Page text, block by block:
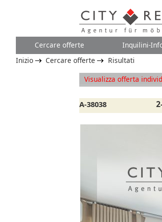
Cercare offerte Inquilini-
Inizio Cercare offerte
Risultati
Visualizza offerta
A-38038